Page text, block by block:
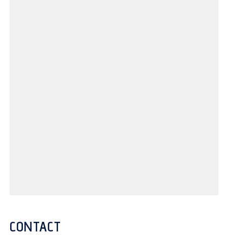
CONTACT